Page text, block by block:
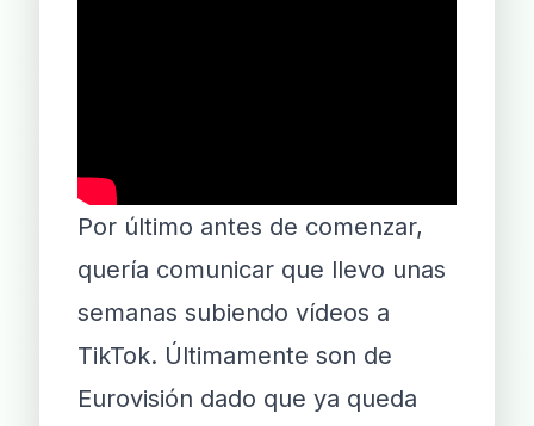
Por último antes de comenzar,
quería comunicar que llevo unas
semanas subiendo vídeos a
TikTok. Últimamente son de
Eurovisión dado que ya queda